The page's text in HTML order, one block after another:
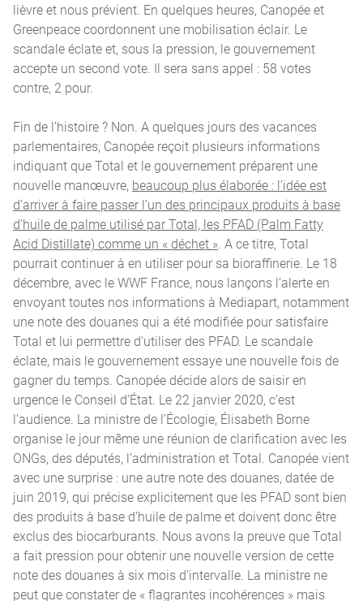
lièvre et nous prévient. En quelques heures, Canopée et
Greenpeace coordonnent une mobilisation éclair. Le
scandale éclate et, sous la pression, le gouvernement
accepte un second vote. Il sera sans appel : 58 votes
contre, 2 pour.
Fin de l’histoire ? Non. A quelques jours des vacances
parlementaires, Canopée reçoit plusieurs informations
indiquant que Total et le gouvernement préparent une
nouvelle manœuvre, beaucoup plus élaborée : l’idée est
d’arriver à faire passer l’un des principaux produits à base
d’huile de palme utilisé par Total, les PFAD (Palm Fatty
Acid Distillate) comme un « déchet ». A ce titre, Total
pourrait continuer à en utiliser pour sa bioraffinerie. Le 18
décembre, avec le WWF France, nous lançons l’alerte en
envoyant toutes nos informations à Mediapart, notamment
une note des douanes qui a été modifiée pour satisfaire
Total et lui permettre d’utiliser des PFAD. Le scandale
éclate, mais le gouvernement essaye une nouvelle fois de
gagner du temps. Canopée décide alors de saisir en
urgence le Conseil d’État. Le 22 janvier 2020, c’est
l’audience. La ministre de l’Écologie, Élisabeth Borne
organise le jour même une réunion de clarification avec les
ONGs, des députés, l’administration et Total. Canopée vient
avec une surprise : une autre note des douanes, datée de
juin 2019, qui précise explicitement que les PFAD sont bien
des produits à base d’huile de palme et doivent donc être
exclus des biocarburants. Nous avons la preuve que Total
a fait pression pour obtenir une nouvelle version de cette
note des douanes à six mois d’intervalle. La ministre ne
peut que constater de « flagrantes incohérences » mais